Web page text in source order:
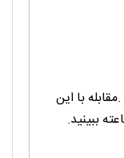
با این
ببینید.